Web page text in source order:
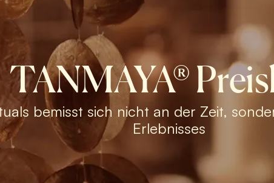
TANMAYA®
bemisst sich nicht an der Zeit,
Erlebnisses